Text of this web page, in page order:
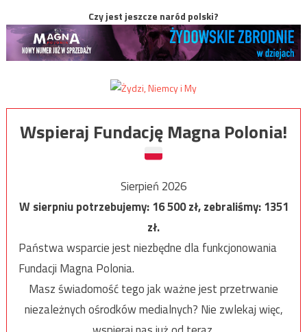
Czy jest jeszcze naród polski?
Wspieraj Fundację Magna Polonia!
Sierpień 2026
W sierpniu potrzebujemy:16 500zł, zebraliśmy:1351
zł.
Państwa wsparcie jest niezbędne dla funkcjonowania
Fundacji Magna Polonia.
Masz świadomość tego jak ważne jest przetrwanie
niezależnych ośrodków medialnych? Nie zwlekaj więc,